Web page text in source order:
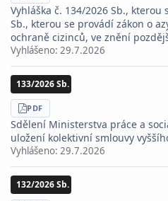
PDF
Vyhláška č. 134/2026 Sb., kterou
Sb., kterou se provádí zákon o
ochraně cizinců, ve znění
Vyhlášeno: 29.7.2026
133/2026 Sb.
STÁHNOUT
PDF
Sdělení Ministerstva práce a
uložení kolektivní smlouvy
Vyhlášeno: 29.7.2026
132/2026 Sb.